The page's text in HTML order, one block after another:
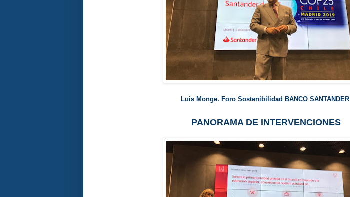
Luis Monge. Foro Sostenibilidad BANCO SANTANDER
PANORAMA DE INTERVENCIONES